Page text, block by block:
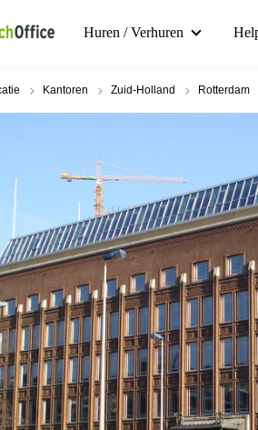
Huren / Verhuren
Kantoren Zuid-Holland Rotterdam